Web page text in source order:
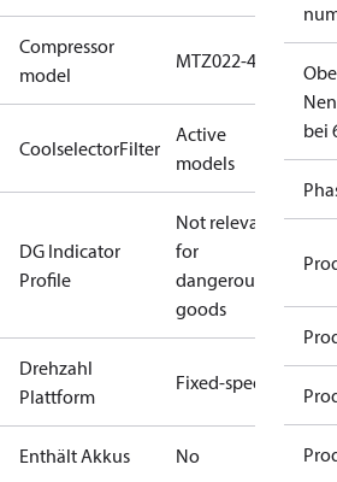
Compressor
model
MTZ022-4
CoolselectorFilter
Active
models
DG Indicator
Profile
Not relevant
for
dangerous
goods
Drehzahl
Plattform
Fixed-speed
Enthält Akkus No
bei